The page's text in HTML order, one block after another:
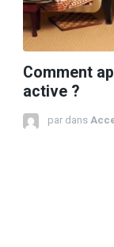
Comment
active ?
par dans